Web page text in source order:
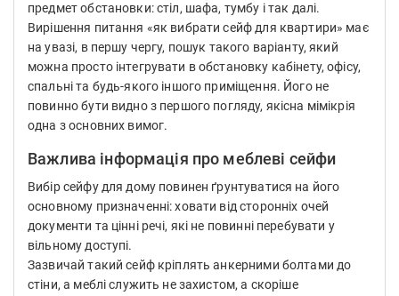
предмет обстановки: стіл, шафа, тумбу і так далі.
Вирішення питання «як вибрати сейф для квартири» має
на увазі, в першу чергу, пошук такого варіанту, який
можна просто інтегрувати в обстановку кабінету, офісу,
спальні та будь-якого іншого приміщення. Його не
повинно бути видно з першого погляду, якісна мімікрія
одна з основних вимог.
Важлива інформація про меблеві сейфи
Вибір сейфу для дому повинен ґрунтуватися на його
основному призначенні: ховати від сторонніх очей
документи та цінні речі, які не повинні перебувати у
вільному доступі.
Зазвичай такий сейф кріплять анкерними болтами до
стіни, а меблі служить не захистом, а скоріше